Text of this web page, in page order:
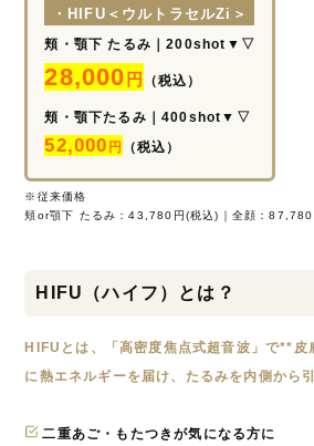
・HIFU＜ウルトラセルZi＞
頬・顎下 たるみ｜200shot▼▽
28,000 円 （税込）
頬・顎下たるみ｜400shot▼▽
52,000 円 （税込）
※従来価格
頬or顎下 たるみ：43,780円(税込)｜全顔：87,780
HIFU（ハイフ）とは？
HIFUとは、「高密度焦点式超音波」で**
に熱エネルギーを届け、たるみを内側から
二重あご・もたつきが気になる方に